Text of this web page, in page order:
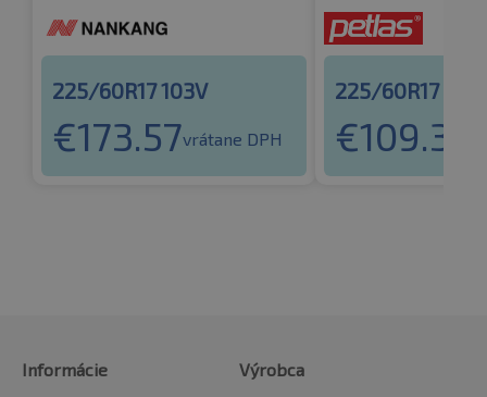
225/60R17 103V
€173.57vrátane DPH
225/60R17
€109.37
Informácie
Výrobca